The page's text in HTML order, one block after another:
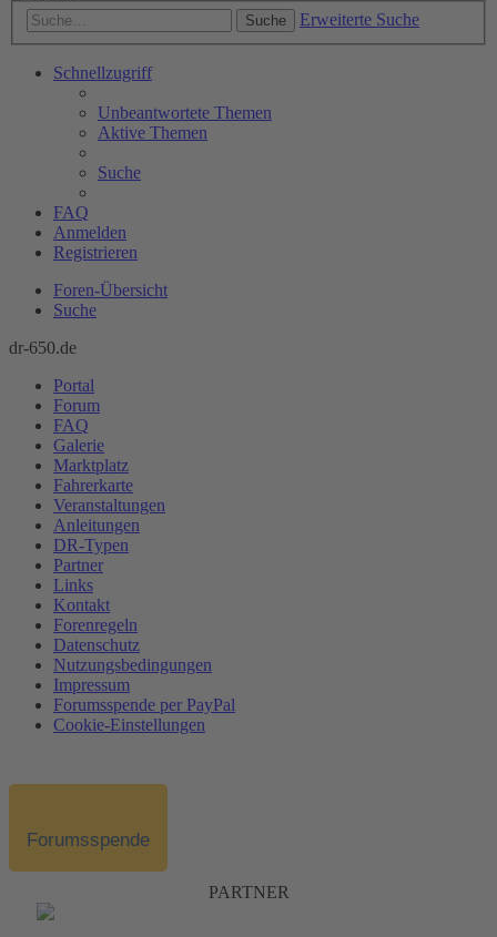
Suche Erweiterte Suche
Schnellzugriff
Unbeantwortete Themen
Aktive Themen
Suche
FAQ
Anmelden
Registrieren
Foren-Übersicht
Suche
dr-650.de
Portal
Forum
FAQ
Galerie
Marktplatz
Fahrerkarte
Veranstaltungen
Anleitungen
DR-Typen
Partner
Links
Kontakt
Forenregeln
Datenschutz
Nutzungsbedingungen
Impressum
Forumsspende per PayPal
Cookie-Einstellungen
Forumsspende
PARTNER